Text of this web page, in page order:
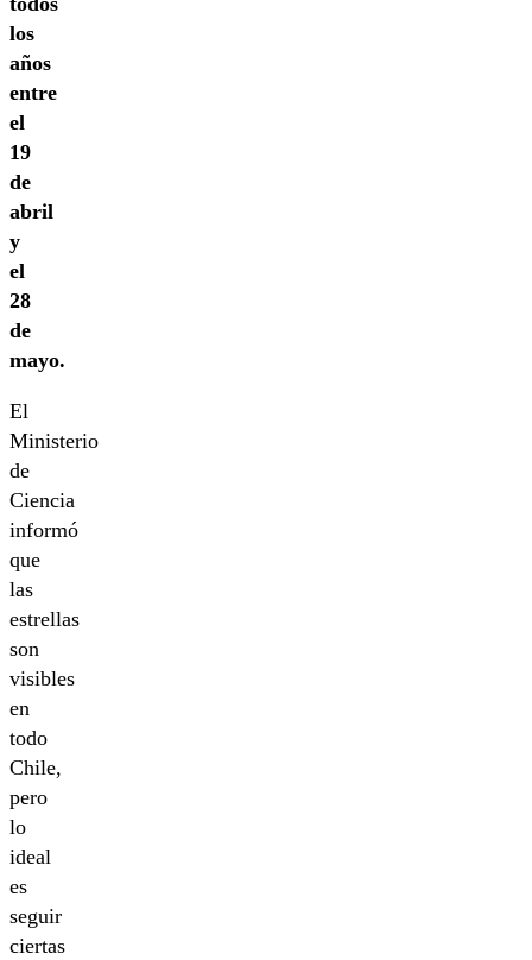
los
años
entre
el
19
de
abril
y
el
28
de
mayo.
El
Ministerio
de
Ciencia
informó
que
las
estrellas
son
visibles
en
todo
Chile,
pero
lo
ideal
es
seguir
ciertas